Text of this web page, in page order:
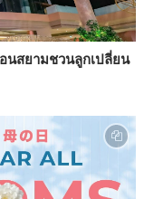
คอนสยามชวนลูกเปลี่ยน